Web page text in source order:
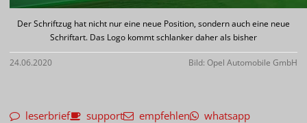
Der Schriftzug hat nicht nur eine neue Position, sondern auch eine neue
Schriftart. Das Logo kommt schlanker daher als bisher
24.06.2020 Bild: Opel Automobile GmbH
leserbrief support empfehlen whatsapp